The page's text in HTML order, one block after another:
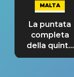
MALTA
La puntata
completa
della quinta
tappa